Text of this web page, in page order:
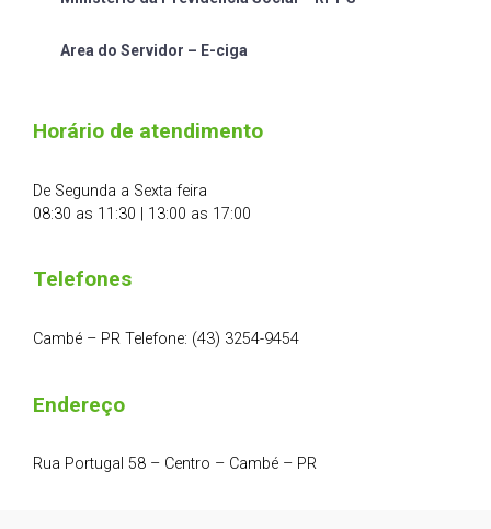
Area do Servidor – E-ciga
Horário de atendimento
De Segunda a Sexta feira
08:30 as 11:30 | 13:00 as 17:00
Telefones
Cambé – PR Telefone: (43) 3254-9454
Endereço
Rua Portugal 58 – Centro – Cambé – PR